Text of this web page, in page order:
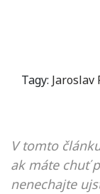
Tagy: Jaroslav
V tomto
ak máte chuť
nenechajte